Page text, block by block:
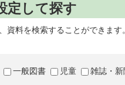
定して探す
資料を検索することができます。
一般図書 児童 雑誌・新